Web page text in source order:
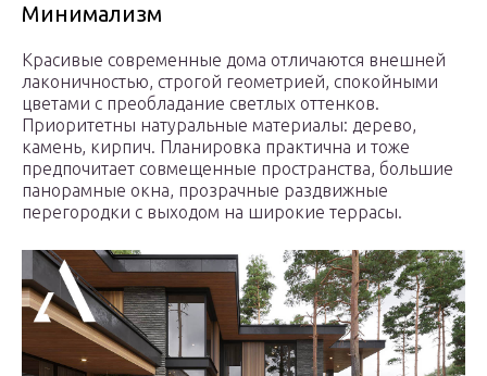
Минимализм
Красивые современные дома отличаются внешней
лаконичностью, строгой геометрией, спокойными
цветами с преобладание светлых оттенков.
Приоритетны натуральные материалы: дерево,
камень, кирпич. Планировка практична и тоже
предпочитает совмещенные пространства, большие
панорамные окна, прозрачные раздвижные
перегородки с выходом на широкие террасы.